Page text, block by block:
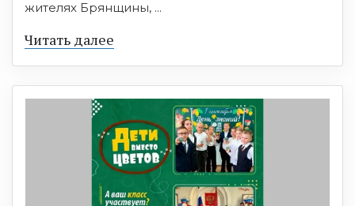
жителях Брянщины, ...
Читать далее